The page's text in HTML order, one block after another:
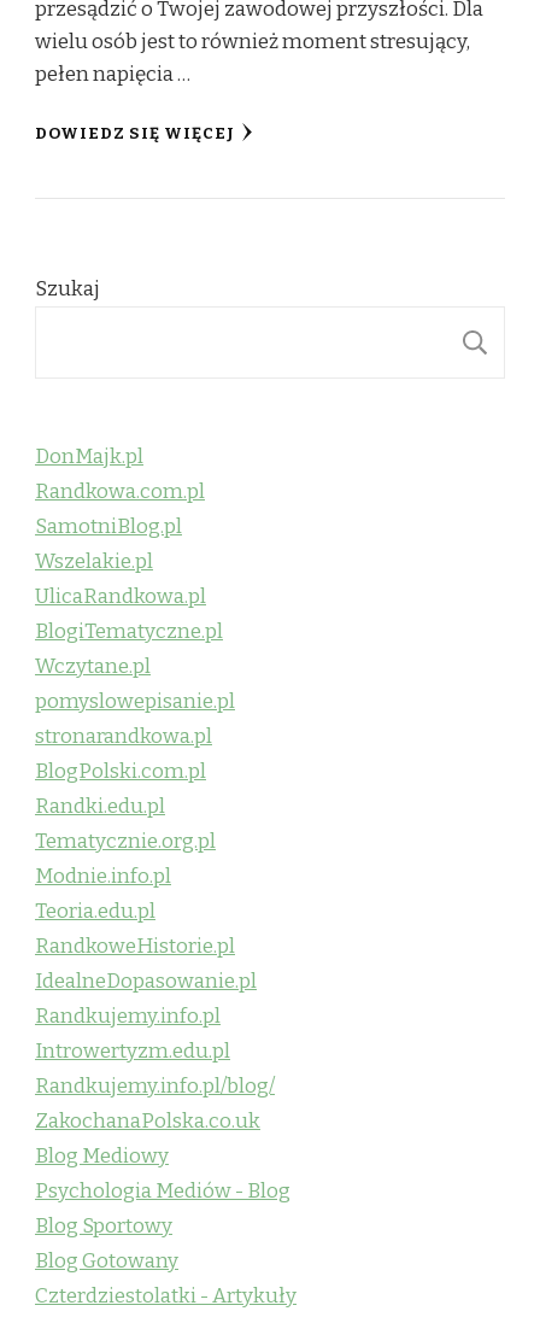
przesądzić o Twojej zawodowej przyszłości. Dla
wielu osób jest to również moment stresujący,
pełen napięcia …
DOWIEDZ SIĘ WIĘCEJ
Szukaj
DonMajk.pl
Randkowa.com.pl
SamotniBlog.pl
Wszelakie.pl
UlicaRandkowa.pl
BlogiTematyczne.pl
Wczytane.pl
pomyslowepisanie.pl
stronarandkowa.pl
BlogPolski.com.pl
Randki.edu.pl
Tematycznie.org.pl
Modnie.info.pl
Teoria.edu.pl
RandkoweHistorie.pl
IdealneDopasowanie.pl
Randkujemy.info.pl
Introwertyzm.edu.pl
Randkujemy.info.pl/blog/
ZakochanaPolska.co.uk
Blog Mediowy
Psychologia Mediów - Blog
Blog Sportowy
Blog Gotowany
Czterdziestolatki - Artykuły